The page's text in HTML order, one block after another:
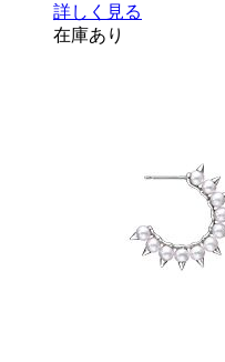
詳しく見る
在庫あり